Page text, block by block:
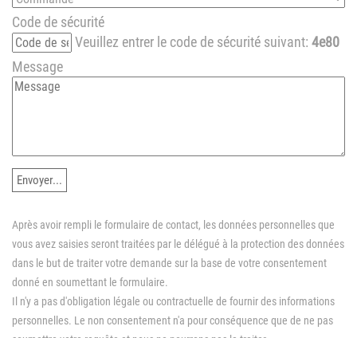
Code de sécurité
Veuillez entrer le code de sécurité suivant: 4e80
Message
Envoyer...
Après avoir rempli le formulaire de contact, les données personnelles que
vous avez saisies seront traitées par le délégué à la protection des données
dans le but de traiter votre demande sur la base de votre consentement
donné en soumettant le formulaire.
Il n'y a pas d'obligation légale ou contractuelle de fournir des informations
personnelles. Le non consentement n'a pour conséquence que de ne pas